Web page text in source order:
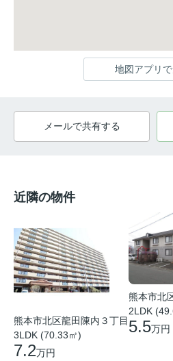
地図アプリ
メールで共有する
近隣の物件
熊本市北区龍田陳内３丁目
3LDK (70.33㎡)
7.2万円
熊本市北
2LDK
5.5万円